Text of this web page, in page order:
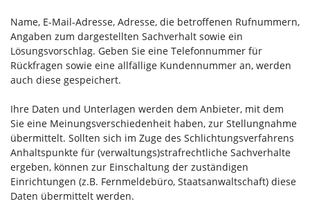
Name, E-Mail-Adresse, Adresse, die betroffenen Rufnummern,
Angaben zum dargestellten Sachverhalt sowie ein
Lösungsvorschlag. Geben Sie eine Telefonnummer für
Rückfragen sowie eine allfällige Kundennummer an, werden
auch diese gespeichert.
Ihre Daten und Unterlagen werden dem Anbieter, mit dem
Sie eine Meinungsverschiedenheit haben, zur Stellungnahme
übermittelt. Sollten sich im Zuge des Schlichtungsverfahrens
Anhaltspunkte für (verwaltungs)strafrechtliche Sachverhalte
ergeben, können zur Einschaltung der zuständigen
Einrichtungen (z.B. Fernmeldebüro, Staatsanwaltschaft) diese
Daten übermittelt werden.